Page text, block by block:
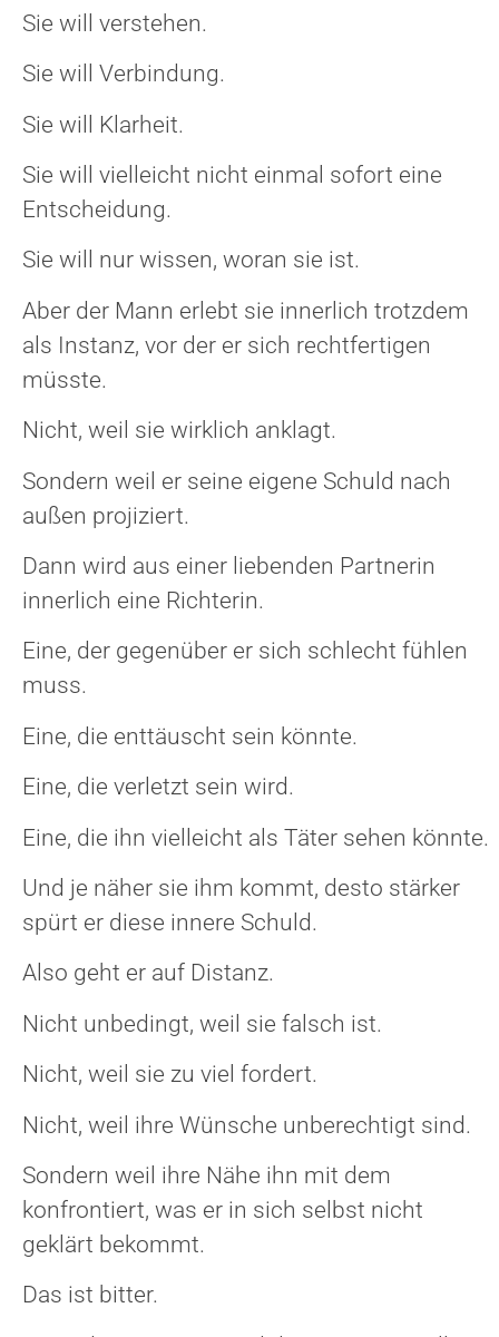
Sie will verstehen.
Sie will Verbindung.
Sie will Klarheit.
Sie will vielleicht nicht einmal sofort eine
Entscheidung.
Sie will nur wissen, woran sie ist.
Aber der Mann erlebt sie innerlich trotzdem
als Instanz, vor der er sich rechtfertigen
müsste.
Nicht, weil sie wirklich anklagt.
Sondern weil er seine eigene Schuld nach
außen projiziert.
Dann wird aus einer liebenden Partnerin
innerlich eine Richterin.
Eine, der gegenüber er sich schlecht fühlen
muss.
Eine, die enttäuscht sein könnte.
Eine, die verletzt sein wird.
Eine, die ihn vielleicht als Täter sehen könnte.
Und je näher sie ihm kommt, desto stärker
spürt er diese innere Schuld.
Also geht er auf Distanz.
Nicht unbedingt, weil sie falsch ist.
Nicht, weil sie zu viel fordert.
Nicht, weil ihre Wünsche unberechtigt sind.
Sondern weil ihre Nähe ihn mit dem
konfrontiert, was er in sich selbst nicht
geklärt bekommt.
Das ist bitter.